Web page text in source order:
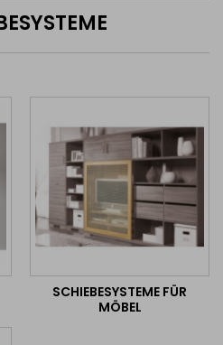
SCHIEBESYSTEME FÜR
MÖBEL